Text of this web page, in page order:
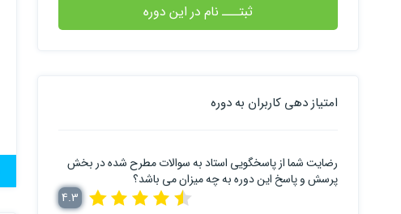
ثبتـــ نام در این دوره
امتیاز دهی کاربران به دوره
رضایت شما از پاسخگویی استاد به سوالات مطرح شده در بخش
پرسش و پاسخ این دوره به چه میزان می باشد؟
4.3